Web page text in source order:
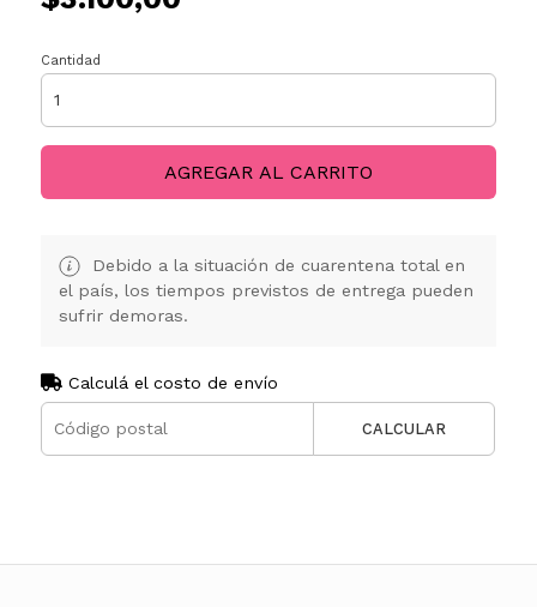
Cantidad
AGREGAR AL CARRITO
Debido a la situación de cuarentena total en
el país, los tiempos previstos de entrega pueden
sufrir demoras.
Calculá el costo de envío
CALCULAR